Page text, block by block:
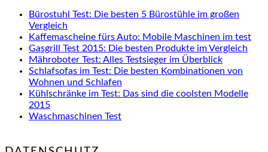
Bürostuhl Test: Die besten 5 Bürostühle im großen
Vergleich
Kaffemascheine fürs Auto: Mobile Maschinen im test
Gasgrill Test 2015: Die besten Produkte im Vergleich
Mähroboter Test: Alles Testsieger im Überblick
Schlafsofas im Test: Die besten Kombinationen von
Wohnen und Schlafen
Kühlschränke im Test: Das sind die coolsten Modelle
2015
Waschmaschinen Test